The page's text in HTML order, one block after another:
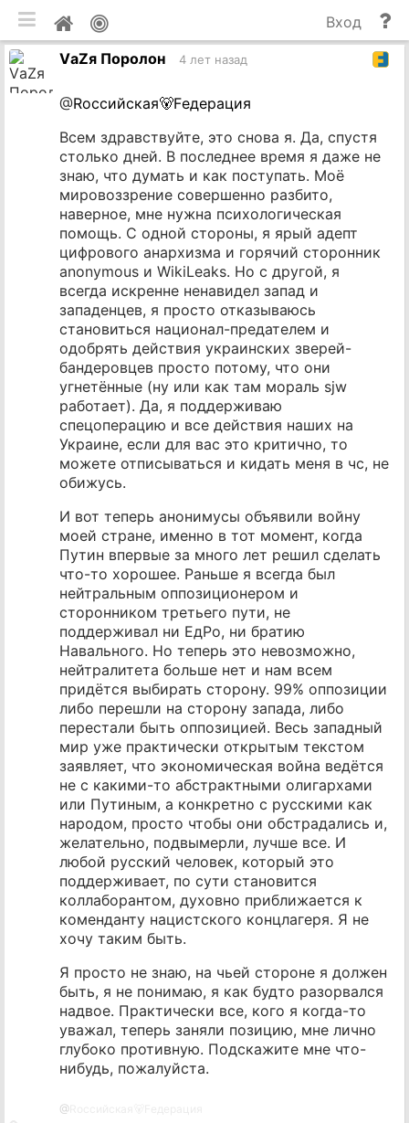
Мой
профиль
и
Вход
VаZя Поролон
4 лет назад
@Rоссийская🐻Fедерация
Всем здравствуйте, это снова я. Да, спустя
столько дней. В последнее время я даже не
знаю, что думать и как поступать. Моё
мировоззрение совершенно разбито,
наверное, мне нужна психологическая
помощь. С одной стороны, я ярый адепт
цифрового анархизма и горячий сторонник
anonymous и WikiLeaks. Но с другой, я
всегда искренне ненавидел запад и
западенцев, я просто отказываюсь
становиться национал-предателем и
одобрять действия украинских зверей-
бандеровцев просто потому, что они
угнетённые (ну или как там мораль sjw
работает). Да, я поддерживаю
спецоперацию и все действия наших на
Украине, если для вас это критично, то
можете отписываться и кидать меня в чс, не
обижусь.
И вот теперь анонимусы объявили войну
моей стране, именно в тот момент, когда
Путин впервые за много лет решил сделать
что-то хорошее. Раньше я всегда был
нейтральным оппозиционером и
сторонником третьего пути, не
поддерживал ни ЕдРо, ни братию
Навального. Но теперь это невозможно,
нейтралитета больше нет и нам всем
придётся выбирать сторону. 99% оппозиции
либо перешли на сторону запада, либо
перестали быть оппозицией. Весь западный
мир уже практически открытым текстом
заявляет, что экономическая война ведётся
не с какими-то абстрактными олигархами
или Путиным, а конкретно с русскими как
народом, просто чтобы они обстрадались и,
желательно, подвымерли, лучше все. И
любой русский человек, который это
поддерживает, по сути становится
коллаборантом, духовно приближается к
коменданту нацистского концлагеря. Я не
хочу таким быть.
Я просто не знаю, на чьей стороне я должен
быть, я не понимаю, я как будто разорвался
надвое. Практически все, кого я когда-то
уважал, теперь заняли позицию, мне лично
глубоко противную. Подскажите мне что-
нибудь, пожалуйста.
@
мобильная версия